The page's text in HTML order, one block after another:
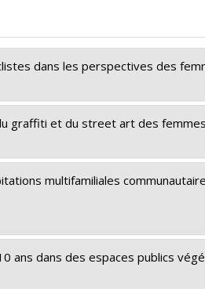
dans les perspectives des
graffiti et du street art des
multifamiliales
ans dans des espaces publics